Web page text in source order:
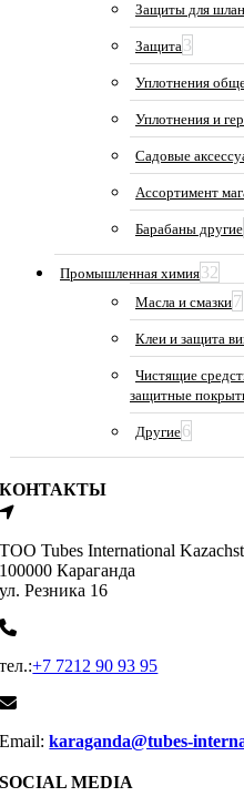
Защиты для
Защита3
Уплотнения
Уплотнения и
Садовые
Ассортимент
Барабаны другие
Промышленная химия32
Масла и смазки7
Клеи и защита
Чистящие
защитные
Другие6
КОНТАКТЫ
ТОО Tubes International
100000 Караганда
ул. Резника 16
тел.:+7 7212 90 93 95
Email:karaganda@tubes-
SOCIAL MEDIA